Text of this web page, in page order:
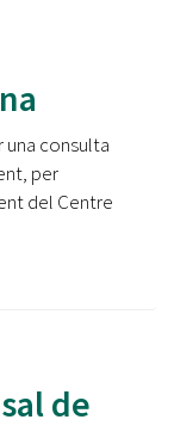
una consulta
per
del Centre
de